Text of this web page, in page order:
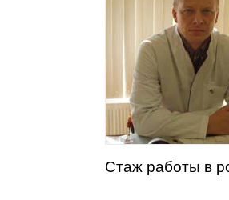
Стаж работы в